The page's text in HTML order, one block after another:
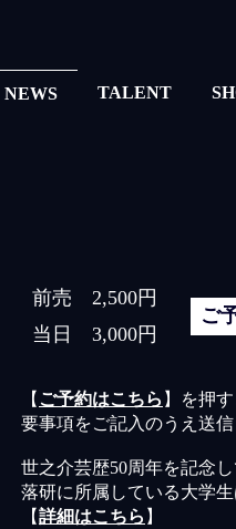
NEWS TALENT
前売
2,500円
当日
3,000円
ご
【 ご予約はこちら 】を押
要事項をご記入のうえ送信
世之介芸歴50周年を記念
落研に所属している大学生
【詳細はこちら 】